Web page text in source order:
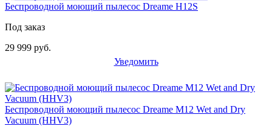
Беспроводной моющий пылесос Dreame H12S
Под заказ
29 999 руб.
Уведомить
Беспроводной моющий пылесос Dreame M12 Wet and Dry
Vacuum (HHV3)